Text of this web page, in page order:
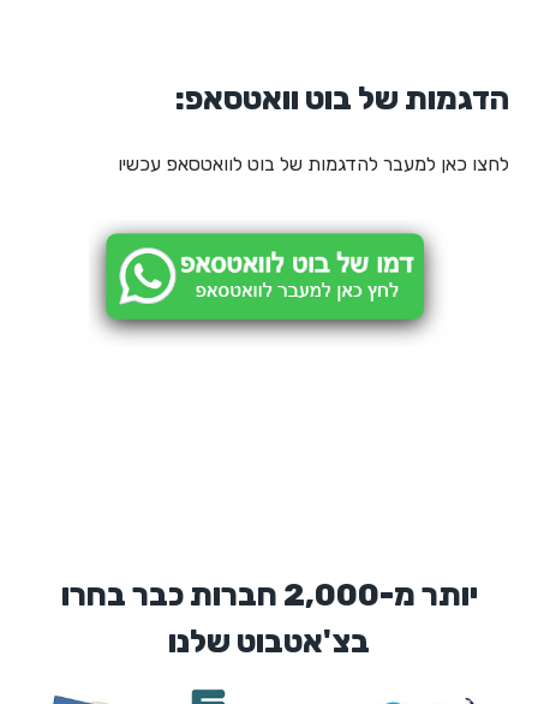
הדגמות של בוט וואטסאפ:
לחצו כאן למעבר להדגמות של בוט לוואטסאפ עכשיו
יותר מ-2,000 חברות כבר בחרו
בצ'אטבוט שלנו